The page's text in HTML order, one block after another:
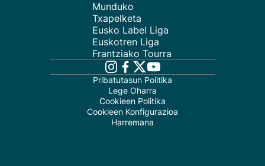
Munduko
Txapelketa
Eusko Label Liga
Euskotren Liga
Frantziako Tourra
Pribatutasun Politika
Lege Oharra
Cookieen Politika
Cookieen Konfigurazioa
Harremana